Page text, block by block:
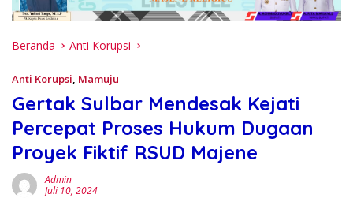
Beranda Anti Korupsi
Anti Korupsi, Mamuju
Gertak Sulbar Mendesak Kejati
Percepat Proses Hukum Dugaan
Proyek Fiktif RSUD Majene
Admin
Juli 10, 2024